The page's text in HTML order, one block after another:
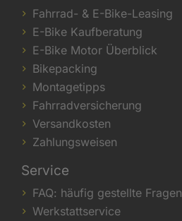
Fahrrad- & E-Bike-Leasing
E-Bike Kaufberatung
E-Bike Motor Überblick
Bikepacking
Montagetipps
Fahrradversicherung
Versandkosten
Zahlungsweisen
Service
FAQ: häufig gestellte Fragen
Werkstattservice